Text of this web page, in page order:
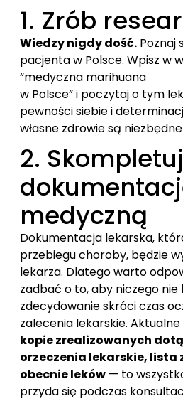
1. Zrób
Wiedzy nigdy dość. Poznaj
pacjenta w Polsce. Wpisz w
“medyczna marihuana
w Polsce” i poczytaj o tym
pewności siebie i
własne zdrowie są
2. Skompletuj
medyczną
Dokumentacja lekarska,
przebiegu choroby, będzie
lekarza. Dlatego warto
zadbać o to, aby niczego nie
zdecydowanie skróci czas
zalecenia lekarskie. Aktualne
kopie zrealizowanych
orzeczenia lekarskie, lista
obecnie leków — to
przyda się podczas